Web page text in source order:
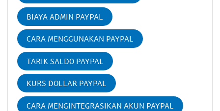
BIAYA ADMIN PAYPAL
CARA MENGGUNAKAN PAYPAL
TARIK SALDO PAYPAL
KURS DOLLAR PAYPAL
CARA MENGINTEGRASIKAN AKUN PAYPAL